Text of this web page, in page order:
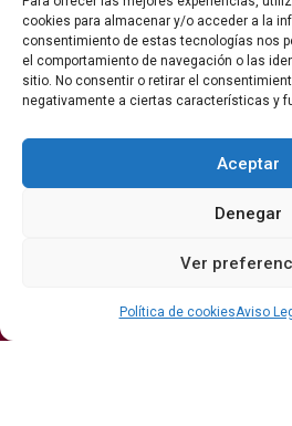
cookies para almacenar y/o acceder a la
consentimiento de estas tecnologías nos
el comportamiento de navegación o las
sitio. No consentir o retirar el
negativamente a ciertas características y
Aceptar
Denegar
Ver
Política de cookiesAviso
La revista del vino y la gastronomía.
Gastronomía